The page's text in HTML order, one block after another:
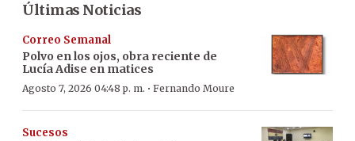
Últimas Noticias
Correo Semanal
Polvo en los ojos, obra reciente de
Lucía Adise en matices
Agosto 7, 2026 04:48 p. m. · Fernando Moure
Sucesos